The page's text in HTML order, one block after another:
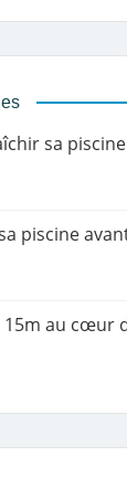
sa
piscine
15m au cœur